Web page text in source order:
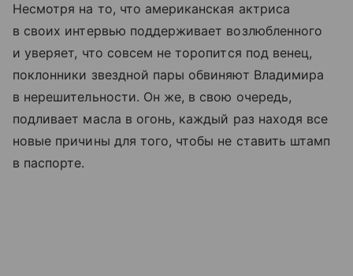
Несмотря на то, что американская актриса
в своих интервью поддерживает возлюбленного
и уверяет, что совсем не торопится под венец,
поклонники звездной пары обвиняют Владимира
в нерешительности. Он же, в свою очередь,
подливает масла в огонь, каждый раз находя все
новые причины для того, чтобы не ставить штамп
в паспорте.